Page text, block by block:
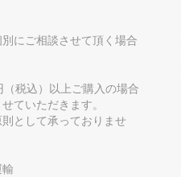
別にご相談させて頂く場合
（税込）以上ご購入の場合
ていただきます。
として承っておりませ